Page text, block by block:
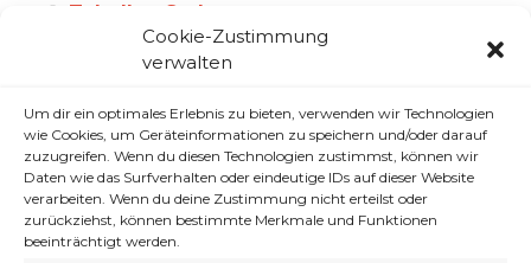
Cookie-Zustimmung
verwalten
Um dir ein optimales Erlebnis zu bieten, verwenden wir Technologien
wie Cookies, um Geräteinformationen zu speichern und/oder darauf
zuzugreifen. Wenn du diesen Technologien zustimmst, können wir
Daten wie das Surfverhalten oder eindeutige IDs auf dieser Website
verarbeiten. Wenn du deine Zustimmung nicht erteilst oder
zurückziehst, können bestimmte Merkmale und Funktionen
beeinträchtigt werden.
Tabellen Styles
CSS Contra Form Elemente
Dinge
echt checker Deutsch.
Was soll man da noch sagen.
Aj und das WeTab